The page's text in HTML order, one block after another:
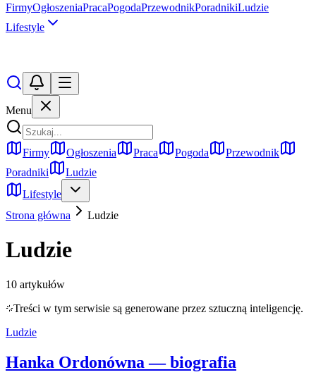
FirmyOgłoszeniaPracaPogodaPrzewodnikPoradnikiLudzie
Lifestyle
Menu
Firmy Ogłoszenia Praca Pogoda
Przewodnik
Poradniki
Ludzie
Lifestyle
Strona główna
Ludzie
Ludzie
10 artykułów
Treści w tym serwisie są generowane przez sztuczną inteligencję.
Ludzie
Hanka Ordonówna — biografia